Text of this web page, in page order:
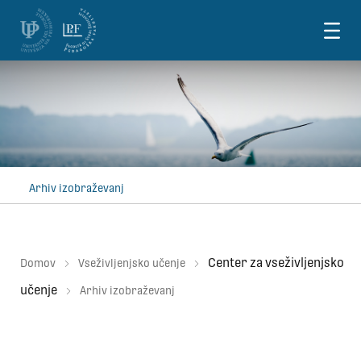
Skoči na vsebino
Arhiv izobraževanj
Domov Vseživljenjsko učenje
Center za vseživljenjsko
učenje
Arhiv izobraževanj